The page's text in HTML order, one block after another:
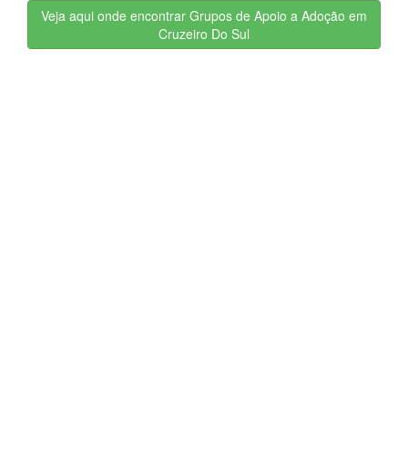
Veja aqui onde encontrar Grupos de Apoio a Adoção em
Cruzeiro Do Sul